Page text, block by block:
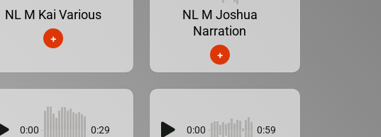
NL M Kai Various
+
NL M Joshua
Narration
+
0:00 0:29 0:00 0:59